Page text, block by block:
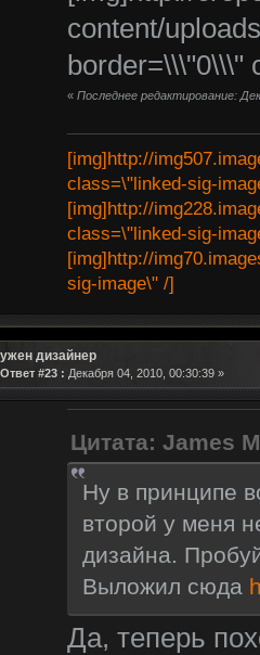
content/
border=\\\"0\\\"
« Последнее редактирование:
[img]http://
class=\"linked-sig-
[img]http://
class=\"linked-sig-
[img]http://
sig-image\" /]
дизайнер
Ответ #23 : Декабря 04, 2010, 00:30:39 »
Цитата: James
Ну в принципе
второй у меня
дизайна.
Выложил сюда
Да, теперь